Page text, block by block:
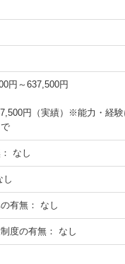
円～637,500円
円（実績）※能力・経
なし
し
有無： なし
度の有無： なし